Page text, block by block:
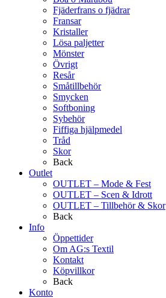
Fjäderfrans o fjädrar
Fransar
Kristaller
Lösa paljetter
Mönster
Övrigt
Resår
Småtillbehör
Smycken
Softboning
Sybehör
Fiffiga hjälpmedel
Tråd
Skor
Back
Outlet
OUTLET – Mode & Fest
OUTLET – Scen & Idrott
OUTLET – Tillbehör & Skor
Back
Info
Öppettider
Om AG:s Textil
Kontakt
Köpvillkor
Back
Konto